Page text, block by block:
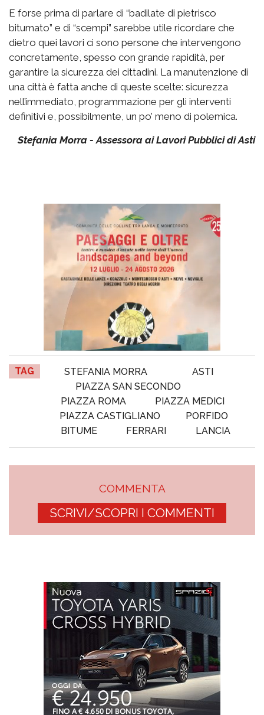
E forse prima di parlare di “badilate di pietrisco
bitumato” e di “scempi” sarebbe utile ricordare che
dietro quei lavori ci sono persone che intervengono
concretamente, spesso con grande rapidità, per
garantire la sicurezza dei cittadini. La manutenzione di
una città è fatta anche di queste scelte: sicurezza
nell’immediato, programmazione per gli interventi
definitivi e, possibilmente, un po’ meno di polemica.
Stefania Morra - Assessora ai Lavori Pubblici di Asti
TAG STEFANIA MORRA
ASTI
PIAZZA SAN SECONDO
PIAZZA ROMA
PIAZZA MEDICI
PIAZZA CASTIGLIANO
PORFIDO
BITUME
FERRARI LANCIA
COMMENTA
SCRIVI/SCOPRI I COMMENTI